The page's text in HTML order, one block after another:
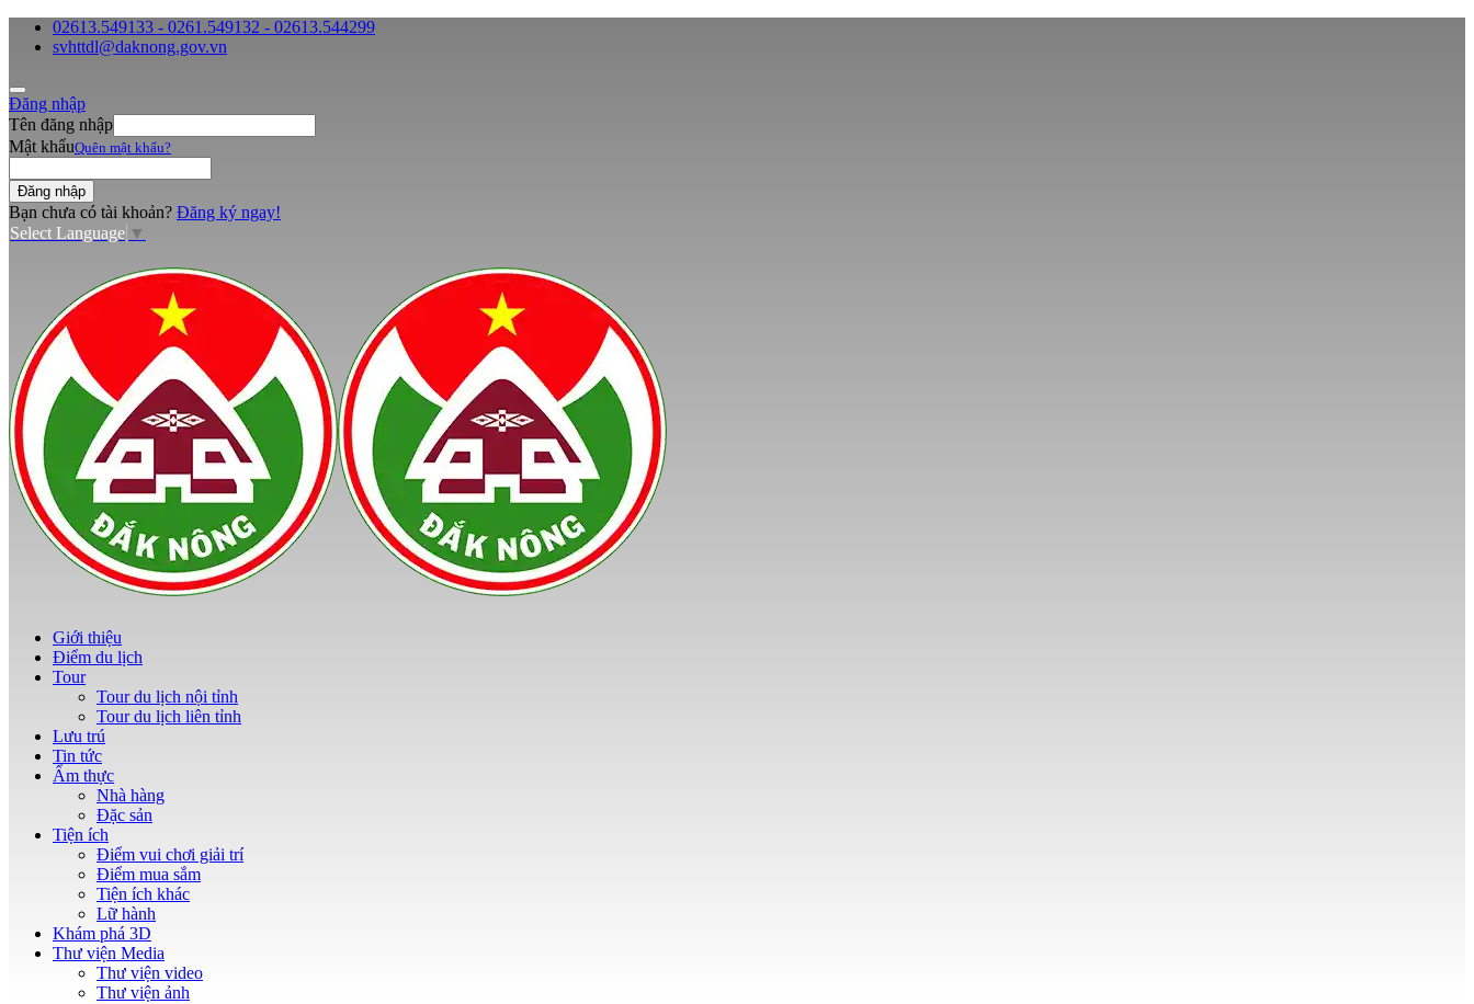
02613.549133 - 0261.549132 - 02613.544299
svhttdl@daknong.gov.vn
Đăng nhập
Tên đăng nhập
Mật khẩuQuên mật khẩu?
Bạn chưa có tài khoản? Đăng ký ngay!
Select Language ▼
Giới thiệu
Điểm du lịch
Tour
Tour du lịch nội tỉnh
Tour du lịch liên tỉnh
Lưu trú
Tin tức
Ẩm thực
Nhà hàng
Đặc sản
Tiện ích
Điểm vui chơi giải trí
Điểm mua sắm
Tiện ích khác
Lữ hành
Khám phá 3D
Thư viện Media
Thư viện video
Thư viện ảnh